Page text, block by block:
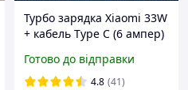
Турбо зарядка Xiaomi 33W
+ кабель Type C (6 ампер)
charge QC4, Оригінал!
Готово до відправки
4.8 (41)